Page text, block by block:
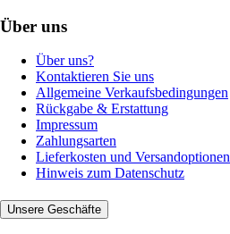
Über uns
Über uns?
Kontaktieren Sie uns
Allgemeine Verkaufsbedingungen
Rückgabe & Erstattung
Impressum
Zahlungsarten
Lieferkosten und Versandoptionen
Hinweis zum Datenschutz
Unsere Geschäfte